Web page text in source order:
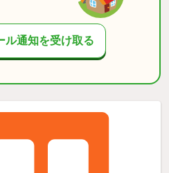
ル通知を受け取る